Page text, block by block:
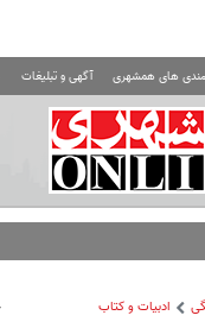
های همشهری آگهی و تبلیغات
ادبیات و کتاب